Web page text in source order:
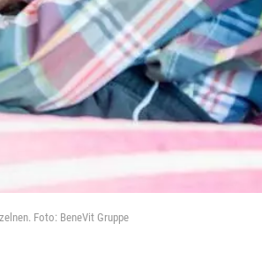
Foto: BeneVit Gruppe